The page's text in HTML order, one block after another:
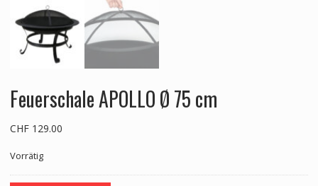
Feuerschale APOLLO Ø 75 cm
CHF129.00
Vorrätig